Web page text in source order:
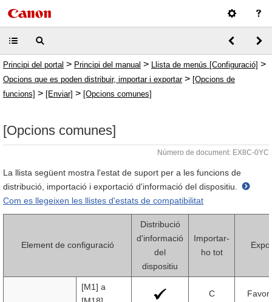
Principi del portal > Principi del manual > Llista de menús [Configuració] >
Opcions que es poden distribuir, importar i exportar> [Opcions de
funcions] > [Enviar] > [Opcions comunes]
[Opcions comunes]
Número de document: EX8C-0YC
La llista següent mostra l'estat de suport per a les funcions de
distribució, importació i exportació d'informació del dispositiu.
Com es llegeixen les llistes d'estats de compatibilitat
Element de configuració
Distribució
d'informació
del
dispositiu
Importar-
ho tot
[M1] a
C